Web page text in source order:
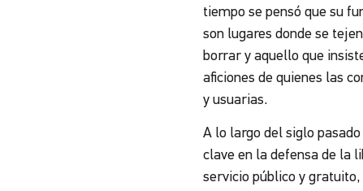
tiempo se pensó que su
son lugares donde se
borrar y aquello que
aficiones de quienes las
y usuarias.
A lo largo del siglo
clave en la defensa de la
servicio público y